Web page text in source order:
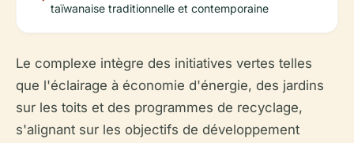
taïwanaise traditionnelle et contemporaine
Le complexe intègre des initiatives vertes telles
que l'éclairage à économie d'énergie, des jardins
sur les toits et des programmes de recyclage,
s'alignant sur les objectifs de développement